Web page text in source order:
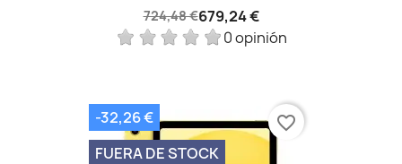
724,48 €679,24 €
0 opinión
-32,26 €
FUERA DE STOCK
favorite_border